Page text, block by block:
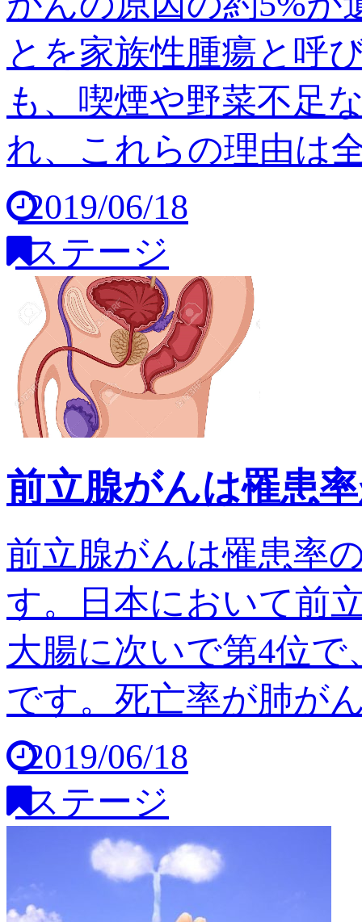
とを家族性腫瘍と呼
も、喫煙や野菜不足
れ、これらの理由は
2019/06/18
ステージ
前立腺がんは罹患
前立腺がんは罹患率
す。日本において前
大腸に次いで第4位で
です。死亡率が肺が
2019/06/18
ステージ